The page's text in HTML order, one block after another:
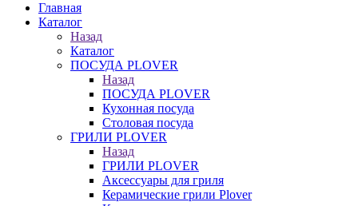
Главная
Каталог
Назад
Каталог
ПОСУДА PLOVER
Назад
ПОСУДА PLOVER
Кухонная посуда
Столовая посуда
ГРИЛИ PLOVER
Назад
ГРИЛИ PLOVER
Аксессуары для гриля
Керамические грили Plover